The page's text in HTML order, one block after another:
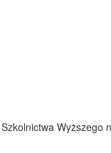
Wyższego